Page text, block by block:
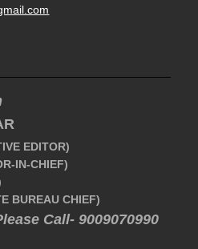
EDITOR)
IN-CHIEF)
BUREAU CHIEF)
Call- 9009070990